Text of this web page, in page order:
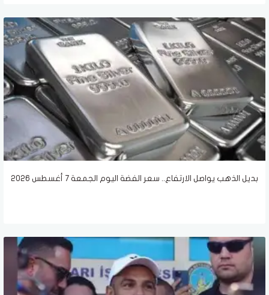
بديل الذهب يواصل الارتفاع.. سعر الفضة اليوم الجمعة 7 أغسطس 2026